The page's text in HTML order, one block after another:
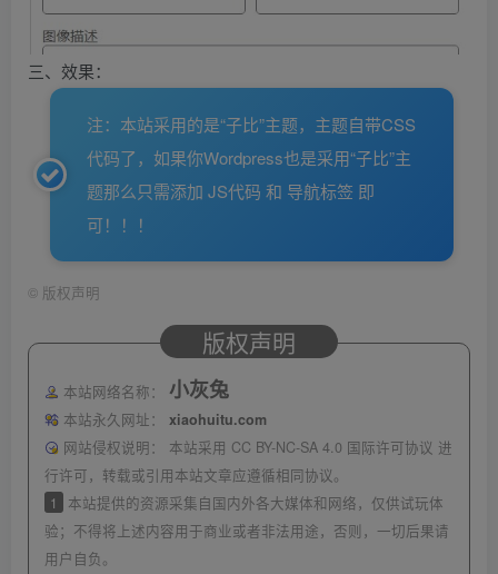
三、效果：
注：本站采用的是“子比”主题，主题自带CSS
代码了，如果你Wordpress也是采用“子比”主
题那么只需添加 JS代码 和 导航标签 即
可！！！
© 版权声明
版权声明
本站网络名称： 小灰兔
本站永久网址：
xiaohuitu.com
网站侵权说明：
本站采用 CC BY-NC-SA 4.0 国际许可协议 进
行许可，转载或引用本站文章应遵循相同协议。
1
本站提供的资源采集自国内外各大媒体和网络，仅供试玩体
验；不得将上述内容用于商业或者非法用途，否则，一切后果请
用户自负。